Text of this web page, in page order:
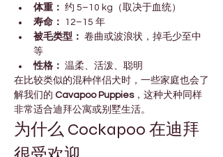
体重： 约 5–10 kg（取决于血统）
寿命：
12–15 年
被毛类型： 卷曲或波浪状，掉毛少至中
等
性格： 温柔、活泼、聪明
在比较类似的混种伴侣犬时，一些家庭也会了
解我们的 Cavapoo Puppies，这种犬种同样
非常适合迪拜公寓或别墅生活。
为什么 Cockapoo 在迪拜